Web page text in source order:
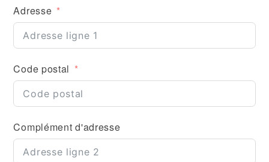
Adresse
Code postal
Complément d'adresse